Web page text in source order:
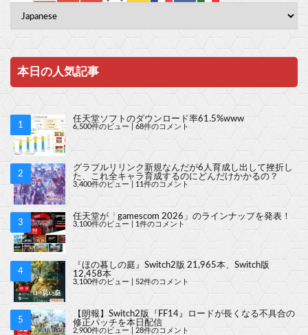
本日の人気記事
任天堂ソフトのダウンロード率61.5%www
6,500件のビュー 68件のコメント
グラブルリリンク新規なんだが6人育成し出して挫折し
た、これ全キャラ育成するのにどんだけかかるの？
3,400件のビュー 11件のコメント
任天堂が「gamescom 2026」のラインナップを発表！
3,100件のビュー 1件のコメント
『ほの暮しの庭』Switch2版 21,965本、Switch版
12,458本
3,100件のビュー |52件のコメント
【朗報】Switch2版『FF14』ロードが長くなる不具合の
修正パッチを本日配信
2,900件のビュー 28件のコメント